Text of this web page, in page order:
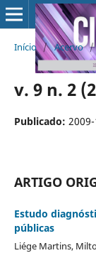
Início / Acervo /
v. 9 n. 2
Publicado:
ARTIGO
Estudo
públicas
Liége Martins,